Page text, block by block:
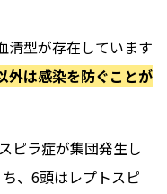
清型が存在しています
外は感染を防ぐことが
ピラ症が集団発生し
、6頭はレプトスピ